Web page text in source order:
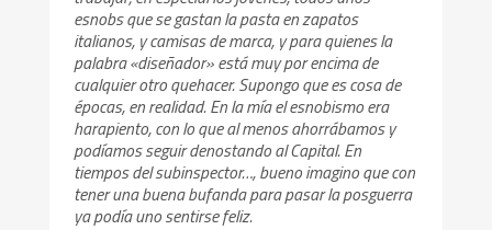
esnobs que se gastan la pasta en zapatos
italianos, y camisas de marca, y para quienes la
palabra «diseñador» está muy por encima de
cualquier otro quehacer. Supongo que es cosa de
épocas, en realidad. En la mía el esnobismo era
harapiento, con lo que al menos ahorrábamos y
podíamos seguir denostando al Capital. En
tiempos del subinspector…, bueno imagino que con
tener una buena bufanda para pasar la posguerra
ya podía uno sentirse feliz.